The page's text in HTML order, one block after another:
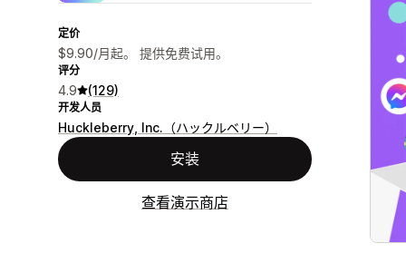
定价
$9.90/月起。 提供免费试用。
评分
4.9 (129)
开发人员
Huckleberry, Inc.（ハックルベリー）
安装
查看演示商店